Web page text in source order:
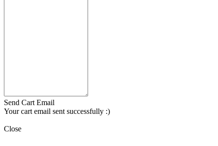
Send Cart Email
Your cart email sent successfully :)
Close